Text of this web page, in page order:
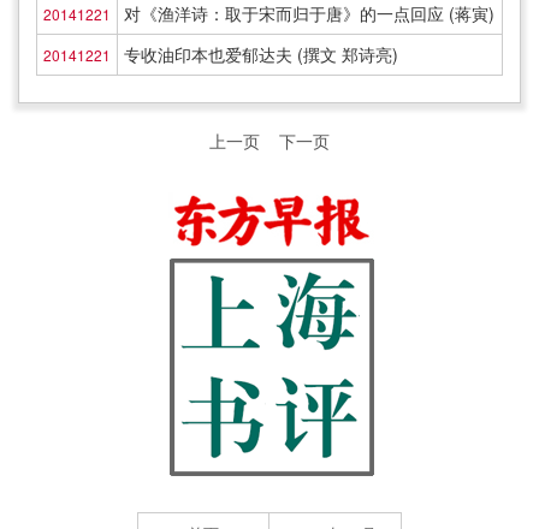
20141221 对《渔洋诗：取于宋而归于唐》的一点回应 (蒋寅)
20141221 专收油印本也爱郁达夫 (撰文 郑诗亮)
上一页 下一页